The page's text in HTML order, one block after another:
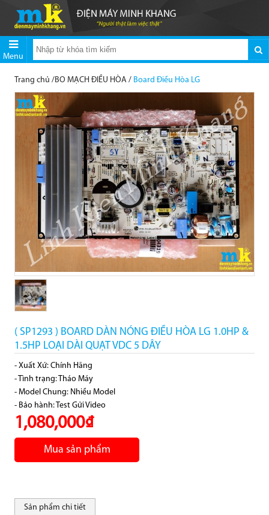
Menu
Trang chủ /BO MẠCH ĐIỀU HÒA / Board Điều Hòa LG
( SP1293 ) BOARD DÀN NÓNG ĐIỀU HÒA LG 1.0HP &
1.5HP LOẠI DÀI QUẠT VDC 5 DÂY
- Xuất Xứ: Chính Hãng
- Tình trạng: Tháo Máy
- Model Chung: Nhiều Model
- Bảo hành: Test Gửi Video
1,080,000₫
Mua sản phẩm
Sản phẩm chi tiết